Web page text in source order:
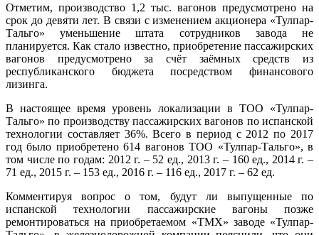
Отметим, производство 1,2 тыс. вагонов предусмотрено на
срок до девяти лет. В связи с изменением акционера «Тулпар-
Тальго» уменьшение штата сотрудников завода не
планируется. Как стало известно, приобретение пассажирских
вагонов предусмотрено за счёт заёмных средств из
республиканского бюджета посредством финансового
лизинга.
В настоящее время уровень локализации в ТОО «Тулпар-
Тальго» по производству пассажирских вагонов по испанской
технологии составляет 36%. Всего в период с 2012 по 2017
год было приобретено 614 вагонов ТОО «Тулпар-Тальго», в
том числе по годам: 2012 г. – 52 ед., 2013 г. – 160 ед., 2014 г. –
71 ед., 2015 г. – 153 ед., 2016 г. – 116 ед., 2017 г. – 62 ед.
Комментируя вопрос о том, будут ли выпущенные по
испанской технологии пассажирские вагоны позже
ремонтироваться на приобретаемом «ТМХ» заводе «Тулпар-